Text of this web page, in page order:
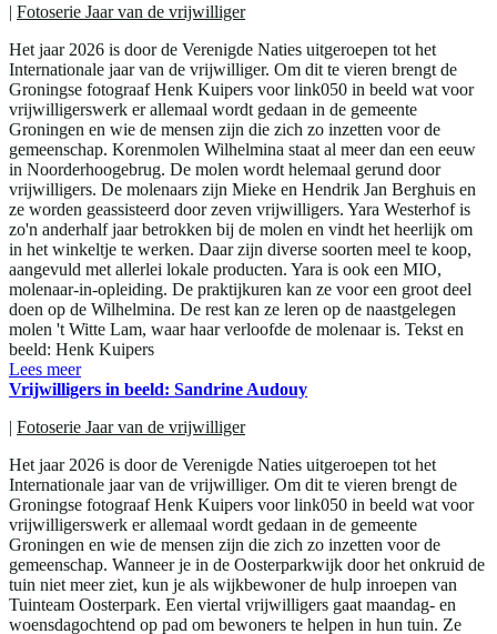
| Fotoserie Jaar van de vrijwilliger
Het jaar 2026 is door de Verenigde Naties uitgeroepen tot het
Internationale jaar van de vrijwilliger. Om dit te vieren brengt de
Groningse fotograaf Henk Kuipers voor link050 in beeld wat voor
vrijwilligerswerk er allemaal wordt gedaan in de gemeente
Groningen en wie de mensen zijn die zich zo inzetten voor de
gemeenschap. Korenmolen Wilhelmina staat al meer dan een eeuw
in Noorderhoogebrug. De molen wordt helemaal gerund door
vrijwilligers. De molenaars zijn Mieke en Hendrik Jan Berghuis en
ze worden geassisteerd door zeven vrijwilligers. Yara Westerhof is
zo'n anderhalf jaar betrokken bij de molen en vindt het heerlijk om
in het winkeltje te werken. Daar zijn diverse soorten meel te koop,
aangevuld met allerlei lokale producten. Yara is ook een MIO,
molenaar-in-opleiding. De praktijkuren kan ze voor een groot deel
doen op de Wilhelmina. De rest kan ze leren op de naastgelegen
molen 't Witte Lam, waar haar verloofde de molenaar is. Tekst en
beeld: Henk Kuipers
Lees meer
Vrijwilligers in beeld: Sandrine Audouy
| Fotoserie Jaar van de vrijwilliger
Het jaar 2026 is door de Verenigde Naties uitgeroepen tot het
Internationale jaar van de vrijwilliger. Om dit te vieren brengt de
Groningse fotograaf Henk Kuipers voor link050 in beeld wat voor
vrijwilligerswerk er allemaal wordt gedaan in de gemeente
Groningen en wie de mensen zijn die zich zo inzetten voor de
gemeenschap. Wanneer je in de Oosterparkwijk door het onkruid de
tuin niet meer ziet, kun je als wijkbewoner de hulp inroepen van
Tuinteam Oosterpark. Een viertal vrijwilligers gaat maandag- en
woensdagochtend op pad om bewoners te helpen in hun tuin. Ze